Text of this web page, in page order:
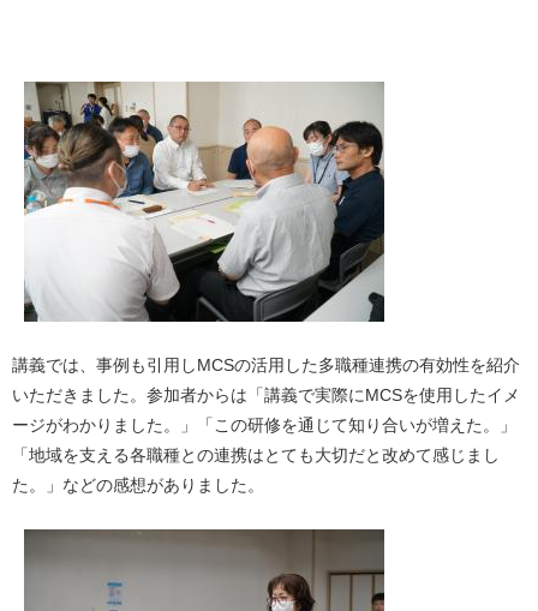
講義では、事例も引用しMCSの活用した多職種連携の有効性を紹介
いただきました。参加者からは「講義で実際にMCSを使用したイメ
ージがわかりました。」「この研修を通じて知り合いが増えた。」
「地域を支える各職種との連携はとても大切だと改めて感じまし
た。」などの感想がありました。